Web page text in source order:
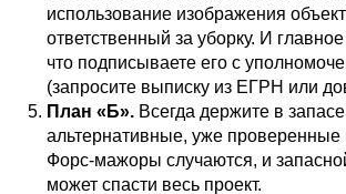
использование изображения
ответственный за уборку. И
что подписываете его с
(запросите выписку из ЕГРН или
План «Б». Всегда держите в
альтернативные, уже проверенные
Форс-мажоры случаются, и
может спасти весь проект.